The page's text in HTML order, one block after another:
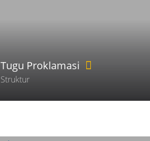
Tugu Proklamasi
Struktur